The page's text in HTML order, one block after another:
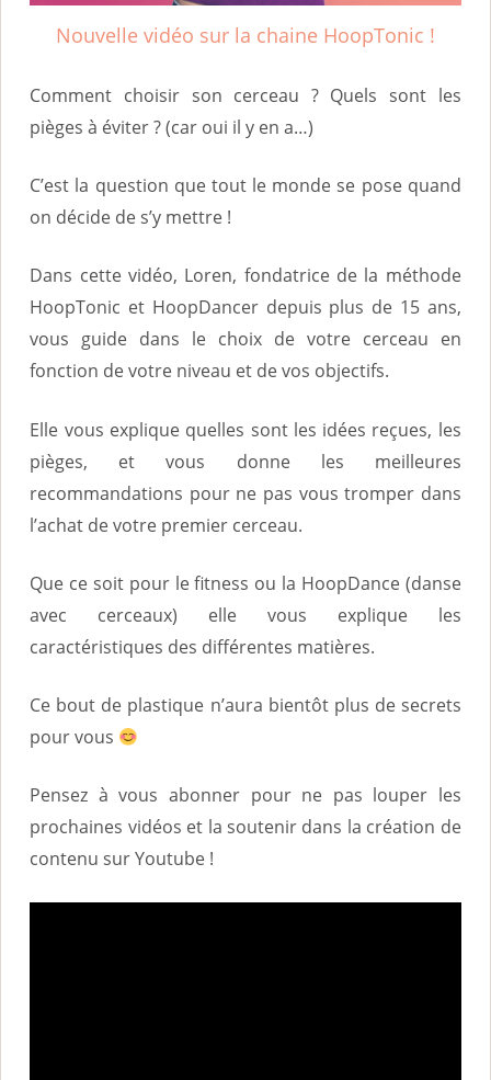
Nouvelle vidéo sur la chaine HoopTonic !
Comment choisir son cerceau ? Quels sont les
pièges à éviter ? (car oui il y en a…)
C’est la question que tout le monde se pose quand
on décide de s’y mettre !
Dans cette vidéo, Loren, fondatrice de la méthode
HoopTonic et HoopDancer depuis plus de 15 ans,
vous guide dans le choix de votre cerceau en
fonction de votre niveau et de vos objectifs.
Elle vous explique quelles sont les idées reçues, les
pièges, et vous donne les meilleures
recommandations pour ne pas vous tromper dans
l’achat de votre premier cerceau.
Que ce soit pour le fitness ou la HoopDance (danse
avec cerceaux) elle vous explique les
caractéristiques des différentes matières.
Ce bout de plastique n’aura bientôt plus de secrets
pour vous
Pensez à vous abonner pour ne pas louper les
prochaines vidéos et la soutenir dans la création de
contenu sur Youtube !